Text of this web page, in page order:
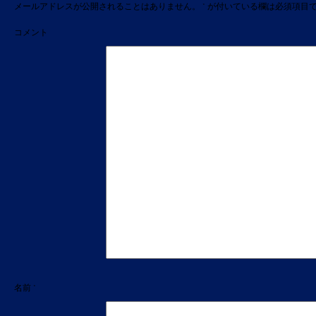
メールアドレスが公開されることはありません。 * が付いている欄は必須項目
コメント
名前 *